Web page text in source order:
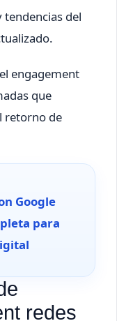
del
engagement
que
retorno de
Google
para
redes